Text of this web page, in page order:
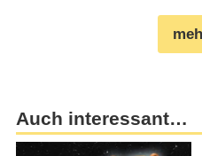
Auch interessant…